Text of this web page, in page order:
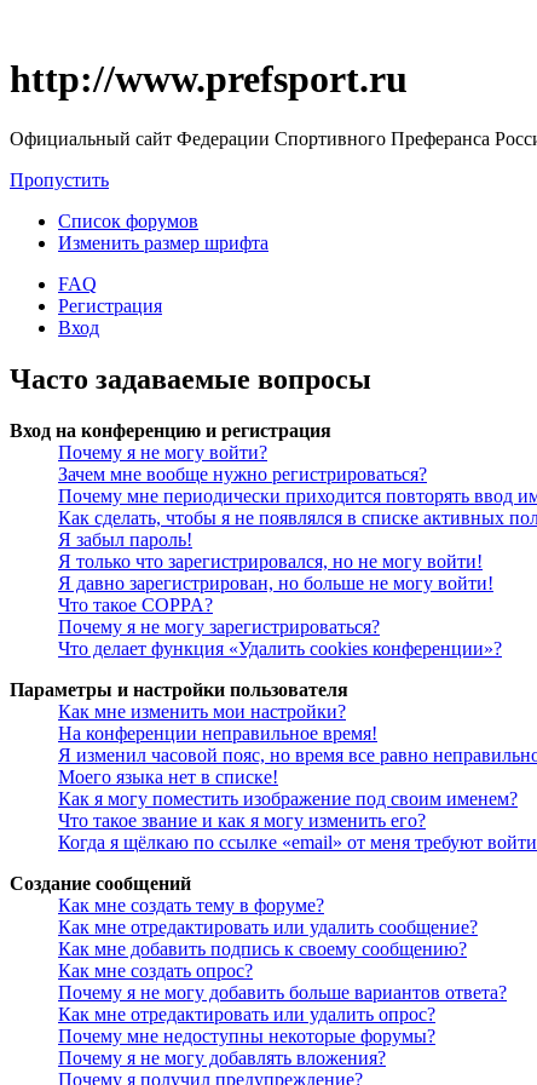
http://www.prefsport.ru
Официальный сайт Федерации Спортивного Преферанса
Пропустить
Список форумов
Изменить размер шрифта
FAQ
Регистрация
Вход
Часто задаваемые вопросы
Вход на конференцию и регистрация
Почему я не могу войти?
Зачем мне вообще нужно регистрироваться?
Почему мне периодически приходится повторять ввод
Как сделать, чтобы я не появлялся в списке активных
Я забыл пароль!
Я только что зарегистрировался, но не могу войти!
Я давно зарегистрирован, но больше не могу войти!
Что такое COPPA?
Почему я не могу зарегистрироваться?
Что делает функция «Удалить cookies конференции»?
Параметры и настройки пользователя
Как мне изменить мои настройки?
На конференции неправильное время!
Я изменил часовой пояс, но время все равно
Моего языка нет в списке!
Как я могу поместить изображение под своим именем?
Что такое звание и как я могу изменить его?
Когда я щёлкаю по ссылке «email» от меня требуют
Создание сообщений
Как мне создать тему в форуме?
Как мне отредактировать или удалить сообщение?
Как мне добавить подпись к своему сообщению?
Как мне создать опрос?
Почему я не могу добавить больше вариантов ответа?
Как мне отредактировать или удалить опрос?
Почему мне недоступны некоторые форумы?
Почему я не могу добавлять вложения?
Почему я получил предупреждение?